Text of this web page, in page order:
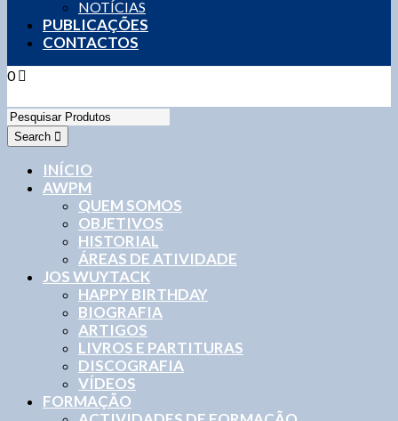
NOTÍCIAS
PUBLICAÇÕES
CONTACTOS
0
Search
INÍCIO
AWPM
QUEM SOMOS
OBJETIVOS
HISTORIAL
ÁREAS DE ATIVIDADE
JOS WUYTACK
HAPPY BIRTHDAY
BIOGRAFIA
ARTIGOS
LIVROS E PARTITURAS
DISCOGRAFIA
VÍDEOS
FORMAÇÃO